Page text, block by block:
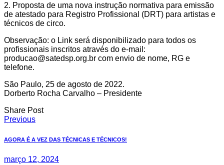
2. Proposta de uma nova instrução normativa para emissão
de atestado para Registro Profissional (DRT) para artistas e
técnicos de circo.
Observação: o Link será disponibilizado para todos os
profissionais inscritos através do e-mail:
producao@satedsp.org.br com envio de nome, RG e
telefone.
São Paulo, 25 de agosto de 2022.
Dorberto Rocha Carvalho – Presidente
Share Post
Navegação
de
Previous
AGORA É A VEZ DAS TÉCNICAS E TÉCNICOS!
março 12, 2024